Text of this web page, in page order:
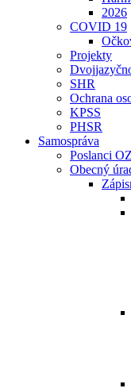
2026
COVID 19
Projekty
SHR
Ochrana
KPSS
PHSR
Samospráva
Poslanci OZ
Obecný